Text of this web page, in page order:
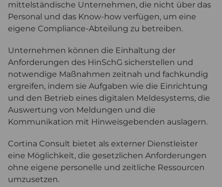
mittelständische Unternehmen, die nicht über das
Personal und das Know-how verfügen, um eine
eigene Compliance-Abteilung zu betreiben.
Unternehmen können die Einhaltung der
Anforderungen des HinSchG sicherstellen und
notwendige Maßnahmen zeitnah und fachkundig
ergreifen, indem sie Aufgaben wie die Einrichtung
und den Betrieb eines digitalen Meldesystems, die
Auswertung von Meldungen und die
Kommunikation mit Hinweisgebenden auslagern.
Cortina Consult bietet als externer Dienstleister
eine Möglichkeit, die gesetzlichen Anforderungen
ohne eigene personelle und zeitliche Ressourcen
umzusetzen.